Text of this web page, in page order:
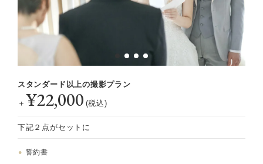
スタンダード以上の撮影プラン
＋ ¥22,000 (税込)
下記２点がセットに
誓約書